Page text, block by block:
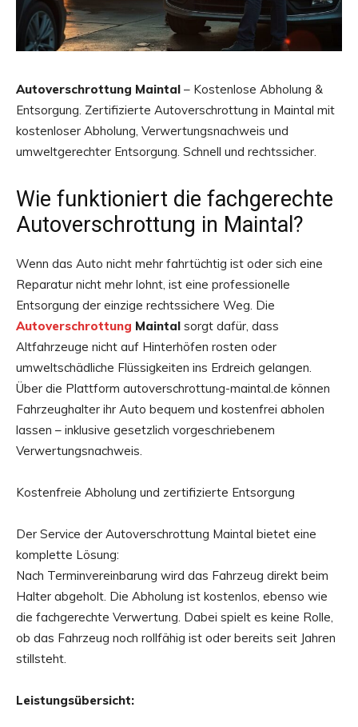
Autoverschrottung Maintal – Kostenlose Abholung &
Entsorgung. Zertifizierte Autoverschrottung in Maintal mit
kostenloser Abholung, Verwertungsnachweis und
umweltgerechter Entsorgung. Schnell und rechtssicher.
Wie funktioniert die fachgerechte
Autoverschrottung in Maintal?
Wenn das Auto nicht mehr fahrtüchtig ist oder sich eine
Reparatur nicht mehr lohnt, ist eine professionelle
Entsorgung der einzige rechtssichere Weg. Die
Autoverschrottung Maintal sorgt dafür, dass
Altfahrzeuge nicht auf Hinterhöfen rosten oder
umweltschädliche Flüssigkeiten ins Erdreich gelangen.
Über die Plattform autoverschrottung-maintal.de können
Fahrzeughalter ihr Auto bequem und kostenfrei abholen
lassen – inklusive gesetzlich vorgeschriebenem
Verwertungsnachweis.
Kostenfreie Abholung und zertifizierte Entsorgung
Der Service der Autoverschrottung Maintal bietet eine
komplette Lösung:
Nach Terminvereinbarung wird das Fahrzeug direkt beim
Halter abgeholt. Die Abholung ist kostenlos, ebenso wie
die fachgerechte Verwertung. Dabei spielt es keine Rolle,
ob das Fahrzeug noch rollfähig ist oder bereits seit Jahren
stillsteht.
Leistungsübersicht: